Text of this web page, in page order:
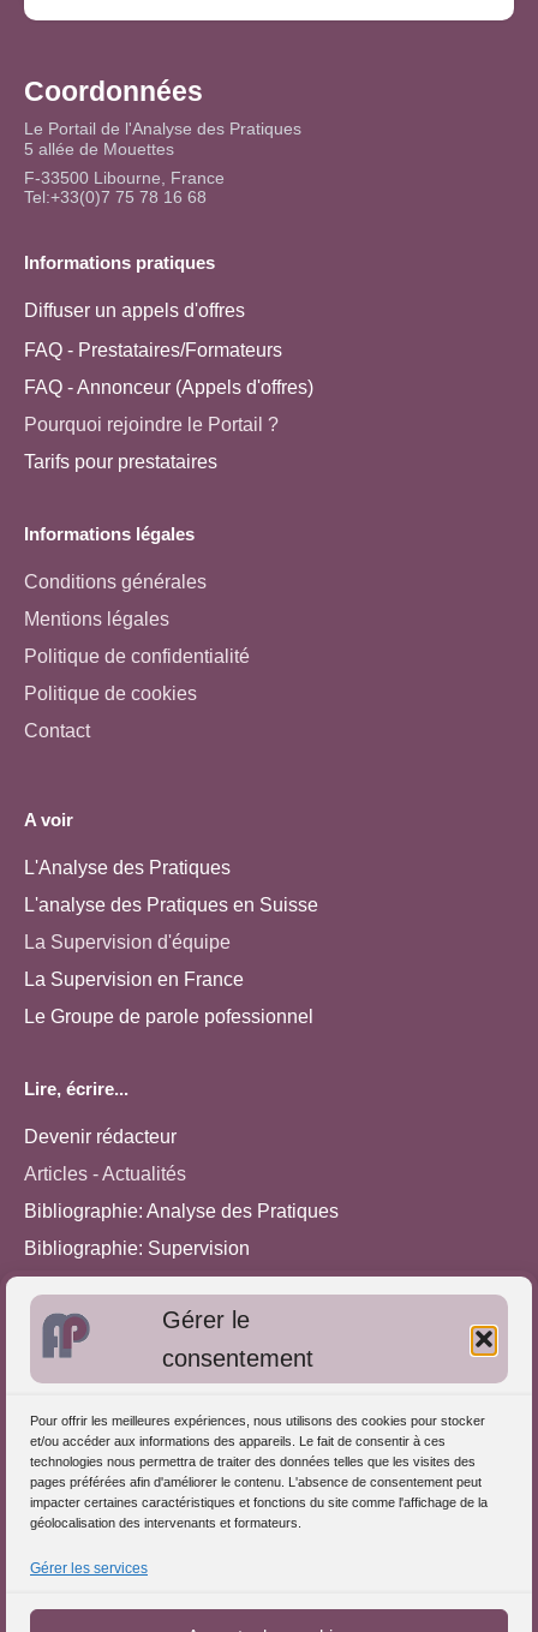
Gérer le
consentement
Pour offrir les meilleures expériences, nous utilisons des cookies pour stocker
et/ou accéder aux informations des appareils. Le fait de consentir à ces
technologies nous permettra de traiter des données telles que les visites des
pages préférées afin d'améliorer le contenu. L'absence de consentement peut
impacter certaines caractéristiques et fonctions du site comme l'affichage de la
géolocalisation des intervenants et formateurs.
Gérer les services
Coordonnées
Le Portail de l'Analyse des Pratiques
5 allée de Mouettes
F-33500 Libourne, France
Tel:+33(0)7 75 78 16 68
Informations pratiques
Diffuser un appels d'offres
FAQ - Prestataires/Formateurs
FAQ - Annonceur (Appels d'offres)
Pourquoi rejoindre le Portail ?
Tarifs pour prestataires
Informations légales
Conditions générales
Mentions légales
Politique de confidentialité
Politique de cookies
Contact
A voir
L'Analyse des Pratiques
L'analyse des Pratiques en Suisse
La Supervision d'équipe
La Supervision en France
Le Groupe de parole pofessionnel
Lire, écrire...
Devenir rédacteur
Articles - Actualités
Bibliographie: Analyse des Pratiques
Bibliographie: Supervision
Approches de l'Analyse des pratiques
S'inscrire dans l'Annuaire
Publiez vos formations
Charte déontologique